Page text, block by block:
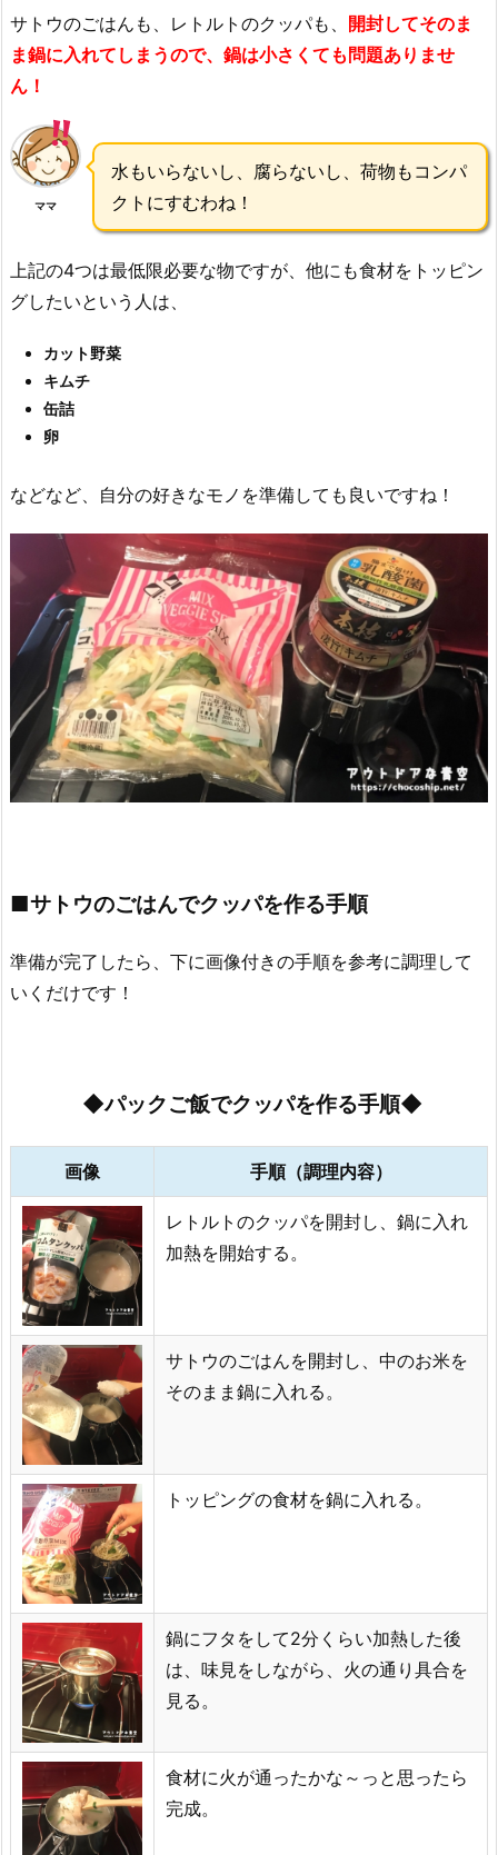
サトウのごはんも、レトルトのクッパも、 開封してそのま
ま鍋に入れてしまうので、鍋は小さくても問題ありませ
ん！
ママ
水もいらないし、腐らないし、荷物もコンパ
クトにすむわね！
上記の4つは最低限必要な物ですが、他にも食材をトッピン
グしたいという人は、
カット野菜
キムチ
缶詰
卵
などなど、自分の好きなモノを準備しても良いですね！
■サトウのごはんでクッパを作る手順
準備が完了したら、下に画像付きの手順を参考に調理して
いくだけです！
◆パックご飯でクッパを作る手順◆
画像 手順（調理内容）
レトルトのクッパを開封し、鍋に入れ
加熱を開始する。
サトウのごはんを開封し、中のお米を
そのまま鍋に入れる。
トッピングの食材を鍋に入れる。
鍋にフタをして2分くらい加熱した後
は、味見をしながら、火の通り具合を
見る。
食材に火が通ったかな～っと思ったら
完成。